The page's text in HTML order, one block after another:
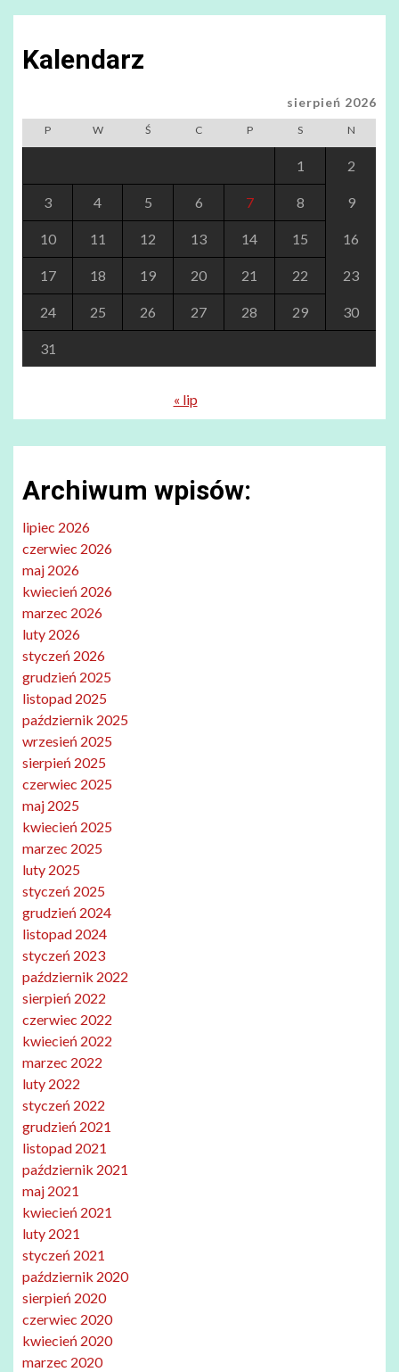
Kalendarz
sierpień 2026
P W Ś C P S N
1 2
3 4 5 6 7 8 9
10 11 12 13 14 15 16
17 18 19 20 21 22 23
24 25 26 27 28 29 30
31
« lip
Archiwum wpisów:
lipiec 2026
czerwiec 2026
maj 2026
kwiecień 2026
marzec 2026
luty 2026
styczeń 2026
grudzień 2025
listopad 2025
październik 2025
wrzesień 2025
sierpień 2025
czerwiec 2025
maj 2025
kwiecień 2025
marzec 2025
luty 2025
styczeń 2025
grudzień 2024
listopad 2024
styczeń 2023
październik 2022
sierpień 2022
czerwiec 2022
kwiecień 2022
marzec 2022
luty 2022
styczeń 2022
grudzień 2021
listopad 2021
październik 2021
maj 2021
kwiecień 2021
luty 2021
styczeń 2021
październik 2020
sierpień 2020
czerwiec 2020
kwiecień 2020
marzec 2020